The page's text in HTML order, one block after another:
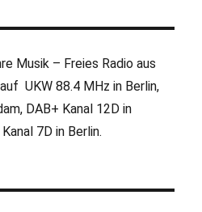
Musik – Freies Radio aus
UKW 88.4 MHz in Berlin,
DAB+ Kanal 12D in
7D in Berlin.